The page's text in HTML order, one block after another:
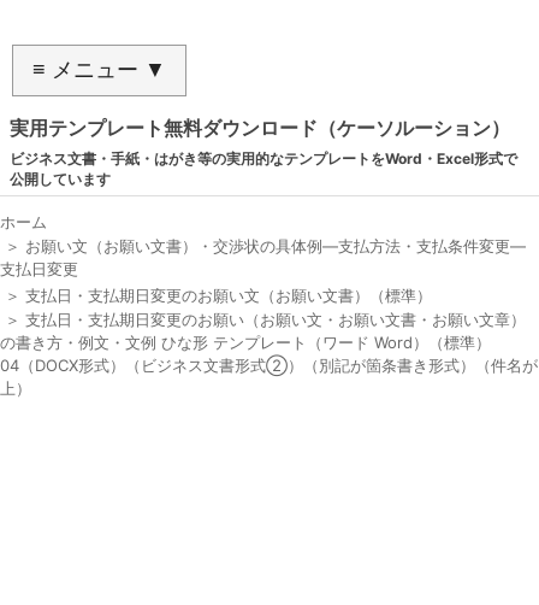
≡ メニュー ▼
実用テンプレート無料ダウンロード（ケーソルーション）
ビジネス文書・手紙・はがき等の実用的なテンプレートをWord・Excel形式で
公開しています
ホーム
＞ お願い文（お願い文書）・交渉状の具体例―支払方法・支払条件変更―
支払日変更
＞ 支払日・支払期日変更のお願い文（お願い文書）（標準）
＞ 支払日・支払期日変更のお願い（お願い文・お願い文書・お願い文章）
の書き方・例文・文例 ひな形 テンプレート（ワード Word）（標準）
04（DOCX形式）（ビジネス文書形式②）（別記が箇条書き形式）（件名が
上）